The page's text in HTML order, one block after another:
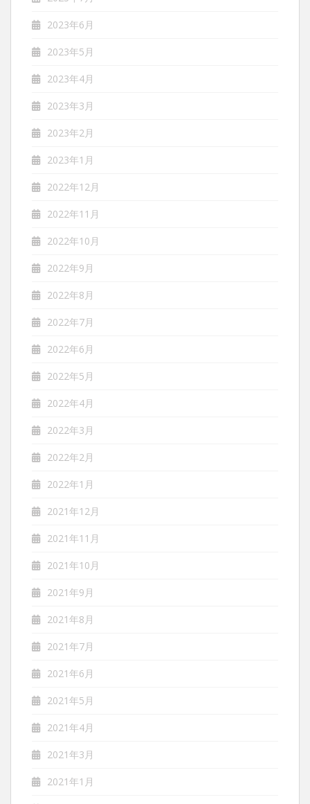
2023年6月
2023年5月
2023年4月
2023年3月
2023年2月
2023年1月
2022年12月
2022年11月
2022年10月
2022年9月
2022年8月
2022年7月
2022年6月
2022年5月
2022年4月
2022年3月
2022年2月
2022年1月
2021年12月
2021年11月
2021年10月
2021年9月
2021年8月
2021年7月
2021年6月
2021年5月
2021年4月
2021年3月
2021年1月